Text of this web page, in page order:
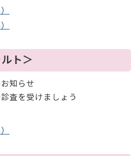
ト＞
知らせ
査を受けましょう